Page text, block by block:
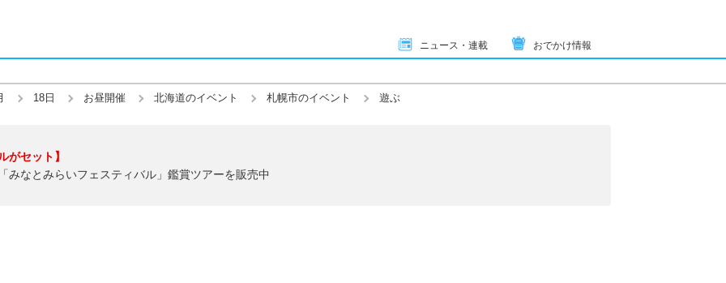
ニュース・連載 おでかけ情報
18日 お昼開催 北海道のイベント 札幌市のイベント 遊ぶ
がセット】
みなとみらいフェスティバル」鑑賞ツアーを販売中